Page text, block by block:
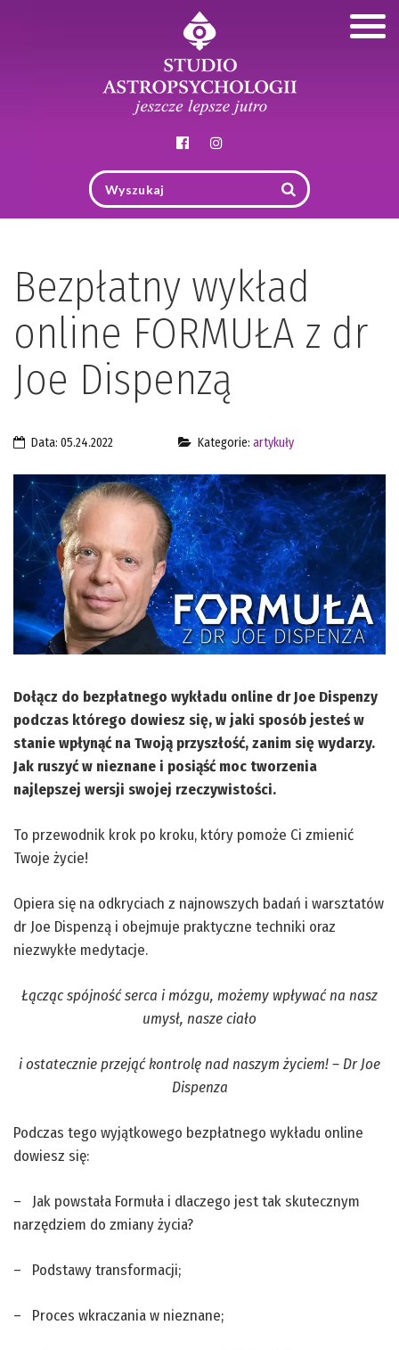
Bezpłatny wykład
online FORMUŁA z dr
Joe Dispenzą
Data: 05.24.2022 Kategorie: artykuły
Dołącz do bezpłatnego wykładu online dr Joe Dispenzy
podczas którego dowiesz się, w jaki sposób jesteś w
stanie wpłynąć na Twoją przyszłość, zanim się wydarzy.
Jak ruszyć w nieznane i posiąść moc tworzenia
najlepszej wersji swojej rzeczywistości.
To przewodnik krok po kroku, który pomoże Ci zmienić
Twoje życie!
Opiera się na odkryciach z najnowszych badań i warsztatów
dr Joe Dispenzą i obejmuje praktyczne techniki oraz
niezwykłe medytacje.
Łącząc spójność serca i mózgu, możemy wpływać na nasz
umysł, nasze ciało
i ostatecznie przejąć kontrolę nad naszym życiem! – Dr Joe
Dispenza
Podczas tego wyjątkowego bezpłatnego wykładu online
dowiesz się:
– Jak powstała Formuła i dlaczego jest tak skutecznym
narzędziem do zmiany życia?
– Podstawy transformacji;
– Proces wkraczania w nieznane;